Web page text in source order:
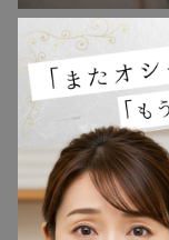
住所
アクセス
定休日